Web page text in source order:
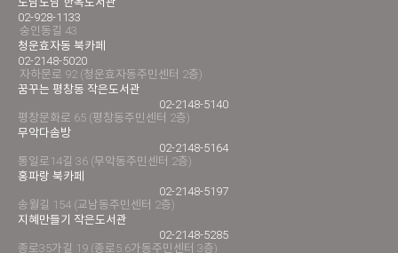
02-928-1133
숭인동길 43
청운효자동 북카페
02-2148-5020
자하문로 92 (청운효자동주민센터 2층)
꿈꾸는 평창동 작은도서관
02-2148-5140
평창문화로 65 (평창동주민센터 2층)
무악다솜방
02-2148-5164
통일로14길 36 (무악동주민센터 2층)
홍파랑 북카페
02-2148-5197
송월길 154 (교남동주민센터 2층)
지혜만들기 작은도서관
02-2148-5285
종로35가길 19 (종로5.6가동주민센터 3층)